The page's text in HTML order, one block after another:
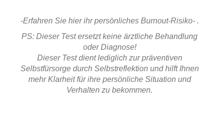
-Erfahren Sie hier ihr persönliches Burnout-Risiko- .
PS: Dieser Test ersetzt keine ärztliche Behandlung
oder Diagnose!
Dieser Test dient lediglich zur präventiven
Selbstfürsorge durch Selbstreflektion und hilft Ihnen
mehr Klarheit für ihre persönliche Situation und
Verhalten zu bekommen.